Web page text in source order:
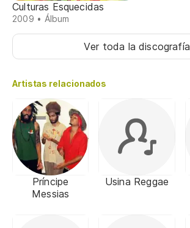
Culturas Esquecidas
2009 • Álbum
Ver toda la discografía
Artistas relacionados
Príncipe
Messias
Usina Reggae